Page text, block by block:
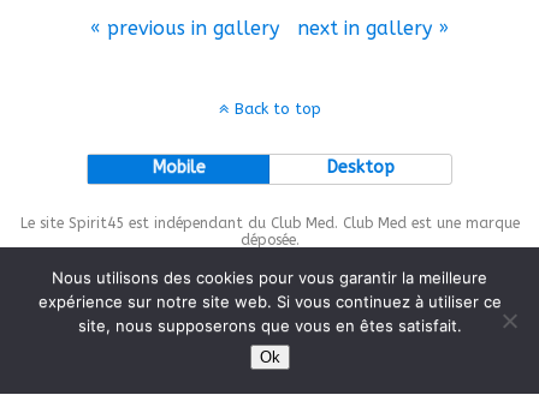
« previous in gallery next in gallery »
Back to top
Mobile Desktop
Le site Spirit45 est indépendant du Club Med. Club Med est une marque
déposée.
This site is protected bywp-copyrightpro.com
Nous utilisons des cookies pour vous garantir la meilleure
expérience sur notre site web. Si vous continuez à utiliser ce
site, nous supposerons que vous en êtes satisfait.
Ok